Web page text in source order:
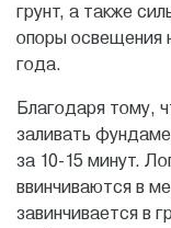
грунт, а также
опоры освещения
года.
Благодаря тому,
заливать
за 10-15 минут.
ввинчиваются в
завинчивается в